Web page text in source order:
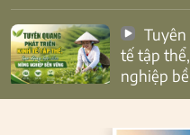
tế tập
nghiệp